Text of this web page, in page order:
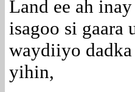
Land ee ah
isagoo si gaara
waydiiyo dadka
yihin,